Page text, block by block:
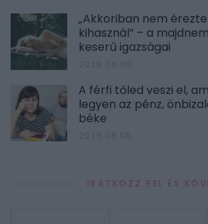
„Akkoriban nem
kihasznál” – a
keserű igazságai
A férfi tőled veszi el,
legyen az pénz,
béke
IRATKOZZ FEL ÉS